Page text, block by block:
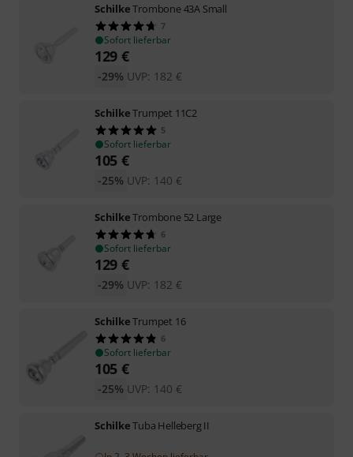
SchilkeTrombone 43A Small
7
Sofort lieferbar
129 €
UVP: 182 €
-29%
SchilkeTrumpet 11C2
5
Sofort lieferbar
105 €
UVP: 140 €
-25%
SchilkeTrombone 52 Large
6
Sofort lieferbar
129 €
UVP: 182 €
-29%
SchilkeTrumpet 16
6
Sofort lieferbar
105 €
UVP: 140 €
-25%
SchilkeTuba Helleberg II